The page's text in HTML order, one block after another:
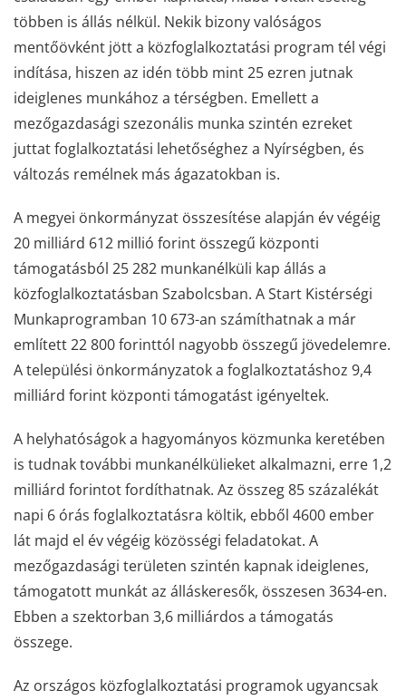
többen is állás nélkül. Nekik bizony valóságos
mentőövként jött a közfoglalkoztatási program tél végi
indítása, hiszen az idén több mint 25 ezren jutnak
ideiglenes munkához a térségben. Emellett a
mezőgazdasági szezonális munka szintén ezreket
juttat foglalkoztatási lehetőséghez a Nyírségben, és
változás remélnek más ágazatokban is.
A megyei önkormányzat összesítése alapján év végéig
20 milliárd 612 millió forint összegű központi
támogatásból 25 282 munkanélküli kap állás a
közfoglalkoztatásban Szabolcsban. A Start Kistérségi
Munkaprogramban 10 673-an számíthatnak a már
említett 22 800 forinttól nagyobb összegű jövedelemre.
A települési önkormányzatok a foglalkoztatáshoz 9,4
milliárd forint központi támogatást igényeltek.
A helyhatóságok a hagyományos közmunka keretében
is tudnak további munkanélkülieket alkalmazni, erre 1,2
milliárd forintot fordíthatnak. Az összeg 85 százalékát
napi 6 órás foglalkoztatásra költik, ebből 4600 ember
lát majd el év végéig közösségi feladatokat. A
mezőgazdasági területen szintén kapnak ideiglenes,
támogatott munkát az álláskeresők, összesen 3634-en.
Ebben a szektorban 3,6 milliárdos a támogatás
összege.
Az országos közfoglalkoztatási programok ugyancsak